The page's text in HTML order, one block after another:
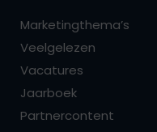
Marketingthema’s
Veelgelezen
Vacatures
Jaarboek
Partnercontent